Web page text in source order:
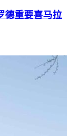
德重要喜马拉